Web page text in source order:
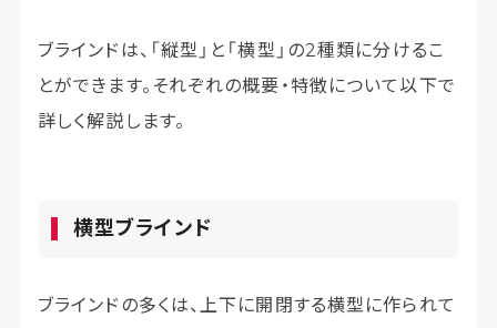
ブラインドは、「縦型」と「横型」の2種類に分けるこ
とができます。それぞれの概要・特徴について以下で
詳しく解説します。
横型ブラインド
ブラインドの多くは、上下に開閉する横型に作られて